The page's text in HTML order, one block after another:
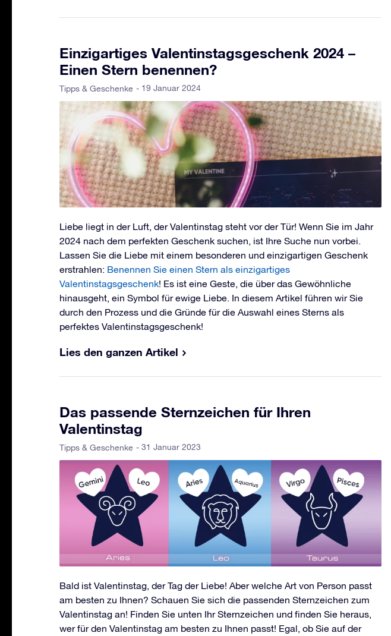
Einzigartiges Valentinstagsgeschenk 2024 –
Einen Stern benennen?
Tipps & Geschenke - 19 Januar 2024
Liebe liegt in der Luft, der Valentinstag steht vor der Tür! Wenn Sie im Jahr
2024 nach dem perfekten Geschenk suchen, ist Ihre Suche nun vorbei.
Lassen Sie die Liebe mit einem besonderen und einzigartigen Geschenk
erstrahlen: Benennen Sie einen Stern als einzigartiges
Valentinstagsgeschenk! Es ist eine Geste, die über das Gewöhnliche
hinausgeht, ein Symbol für ewige Liebe. In diesem Artikel führen wir Sie
durch den Prozess und die Gründe für die Auswahl eines Sterns als
perfektes Valentinstagsgeschenk!
Lies den ganzen Artikel
Das passende Sternzeichen für Ihren
Valentinstag
Tipps & Geschenke - 31 Januar 2023
Bald ist Valentinstag, der Tag der Liebe! Aber welche Art von Person passt
am besten zu Ihnen? Schauen Sie sich die passenden Sternzeichen zum
Valentinstag an! Finden Sie unten Ihr Sternzeichen und finden Sie heraus,
wer für den Valentinstag am besten zu Ihnen passt! Egal, ob Sie auf der